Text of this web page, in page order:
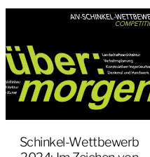
Schinkel-Wettbewerb